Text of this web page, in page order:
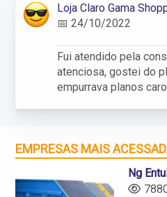
Loja Claro Gama
📅 24/10/2022
Fui atendido pela
atenciosa, gostei do
empurrava planos
EMPRESAS MAIS
Ng